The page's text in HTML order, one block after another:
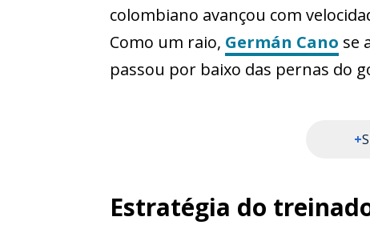
colombiano avançou com
Como um raio, Germán Cano se
passou por baixo das pernas do
+
Estratégia do